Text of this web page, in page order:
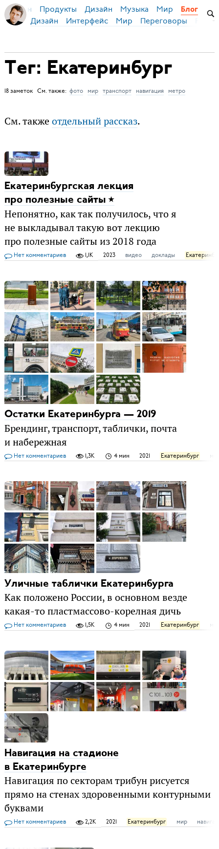
Бирман Продукты Дизайн Музыка Мир Блог
Дизайн Интерфейс Мир Переговоры
Тег: Екатеринбург
18 заметок См. также: фото мир транспорт навигация метро
См. такжеотдельный рассказ.
Екатеринбургская лекция
про полезные сайты
Непонятно, как так получилось, что я
не выкладывал такую вот лекцию
про полезные сайты из 2018 года
Нет комментариев 1,1K 2023 видео доклады
Остатки Екатеринбурга — 2019
Брендинг, транспорт, таблички, почта
и набережная
Нет комментариев 1,3K 4 мин 2021 Екатеринбург
Уличные таблички Екатеринбурга
Как положено России, в основном везде
какая-то пластмассово-корелная дичь
Нет комментариев 1,5K 4 мин 2021 Екатеринбург
Навигация на стадионе
в Екатеринбурге
Навигация по секторам трибун рисуется
прямо на стенах здоровенными контурными
буквами
Нет комментариев 2,2K 2021 Екатеринбург мир